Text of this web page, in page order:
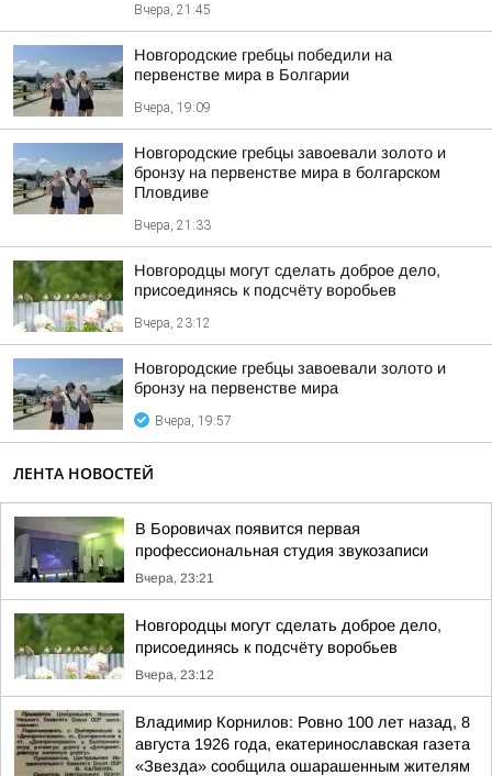
Вчера, 21:45
Новгородские гребцы победили на
первенстве мира в Болгарии
Вчера, 19:09
Новгородские гребцы завоевали золото и
бронзу на первенстве мира в болгарском
Пловдиве
Вчера, 21:33
Новгородцы могут сделать доброе дело,
присоединясь к подсчёту воробьев
Вчера, 23:12
Новгородские гребцы завоевали золото и
бронзу на первенстве мира
Вчера, 19:57
ЛЕНТА НОВОСТЕЙ
В Боровичах появится первая
профессиональная студия звукозаписи
Вчера, 23:21
Новгородцы могут сделать доброе дело,
присоединясь к подсчёту воробьев
Вчера, 23:12
Владимир Корнилов: Ровно 100 лет назад, 8
августа 1926 года, екатеринославская газета
«Звезда» сообщила ошарашенным жителям